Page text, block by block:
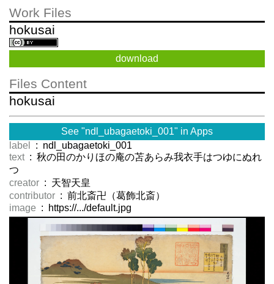
Work Files
hokusai
download
Files Content
hokusai
See "ndl_ubagaetoki_001" in Apps
label
: ndl_ubagaetoki_001
text : 秋の田のかりほの庵の苫あらみ我衣手はつゆにぬれ
つゝ
creator : 天智天皇
contributor : 前北斎卍（葛飾北斎）
image : https://.../default.jpg